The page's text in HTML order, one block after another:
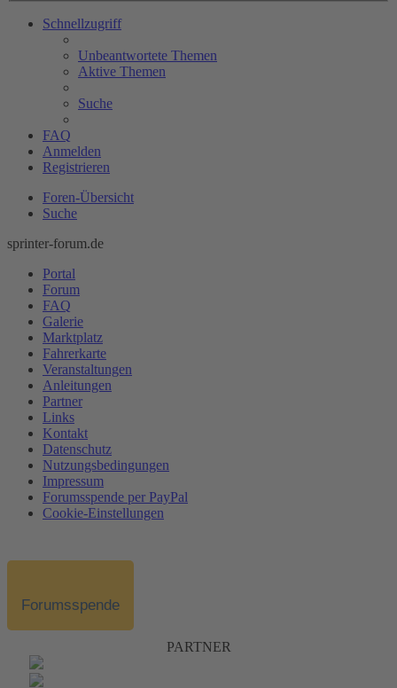
Schnellzugriff
Unbeantwortete Themen
Aktive Themen
Suche
FAQ
Anmelden
Registrieren
Foren-Übersicht
Suche
sprinter-forum.de
Portal
Forum
FAQ
Galerie
Marktplatz
Fahrerkarte
Veranstaltungen
Anleitungen
Partner
Links
Kontakt
Datenschutz
Nutzungsbedingungen
Impressum
Forumsspende per PayPal
Cookie-Einstellungen
Forumsspende
PARTNER